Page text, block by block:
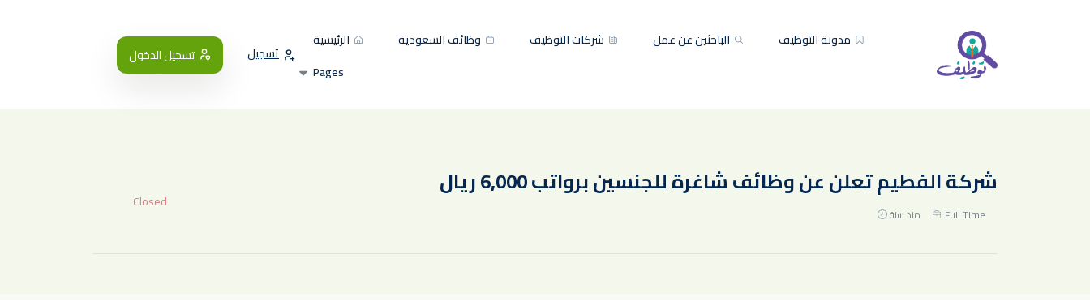
الرئيسية وظائف السعودية شركات التوظيف الباحثين عن عمل
مدونة التوظيف
Pages
تسجيل تسجيل الدخول
شركة الفطيم تعلن عن وظائف شاغرة للجنسين برواتب 6,000 ريال
Full Time منذ سنة
Closed